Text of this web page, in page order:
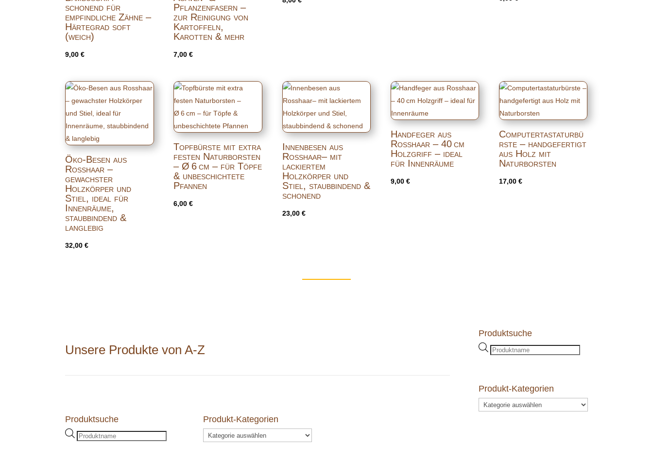
schonend für
empfindliche Zähne –
Härtegrad soft
(weich)
9,00€
Pflanzenfasern –
zur Reinigung von
Kartoffeln,
Karotten & mehr
7,00€
Öko-Besen aus
Rosshaar –
gewachster
Holzkörper und
Stiel, ideal für
Innenräume,
staubbindend &
langlebig
32,00€
Topfbürste mit extra
festen Naturborsten
– Ø 6 cm – für Töpfe
& unbeschichtete
Pfannen
6,00€
Innenbesen aus
Rosshaar– mit
lackiertem
Holzkörper und
Stiel, staubbindend &
schonend
23,00 €
Handfeger aus
Rosshaar – 40 cm
Holzgriff – ideal
für Innenräume
9,00 €
Computertastaturbü
rste – handgefertigt
aus Holz mit
Naturborsten
17,00 €
Unsere Produkte von A-Z
Produktsuche
Products
Produkt-Kategorien
Produktsuche
Products
Produkt-Kategorien